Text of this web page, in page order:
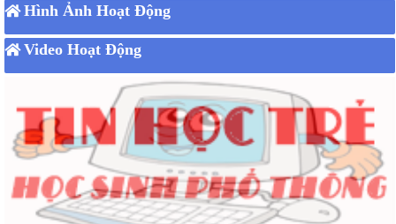
Hình Ảnh Hoạt Động
Video Hoạt Động